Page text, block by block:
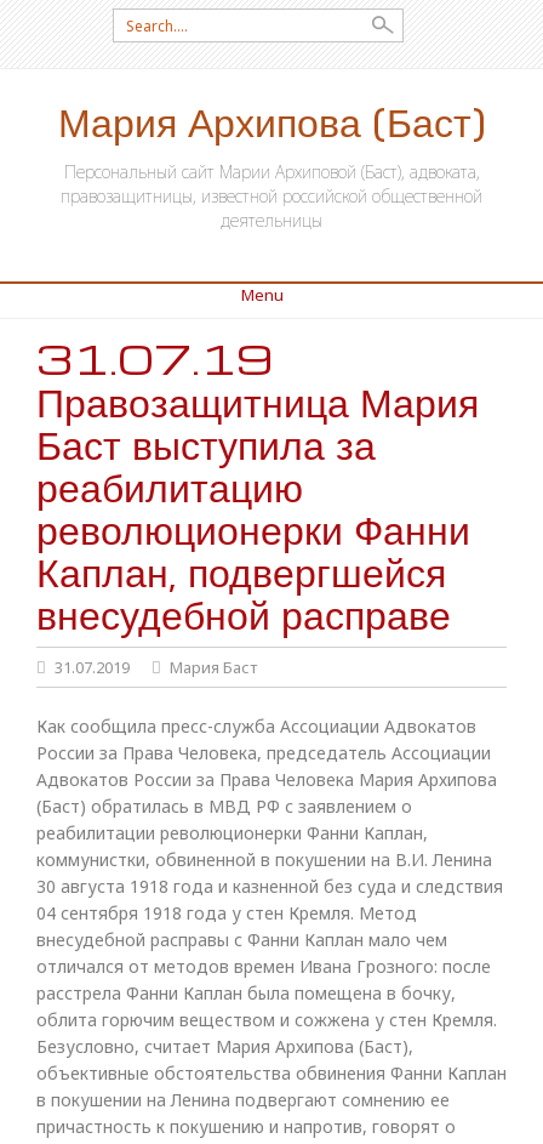
Search for:
Мария Архипова (Баст)
Персональный сайт Марии Архиповой (Баст), адвоката,
правозащитницы, известной российской общественной
деятельницы
Menu
SKIP TO CONTENT
31.07.19
Правозащитница Мария
Баст выступила за
реабилитацию
революционерки Фанни
Каплан, подвергшейся
внесудебной расправе
31.07.2019 Мария Баст
Как сообщила пресс-служба Ассоциации Адвокатов
России за Права Человека, председатель Ассоциации
Адвокатов России за Права Человека Мария Архипова
(Баст) обратилась в МВД РФ с заявлением о
реабилитации революционерки Фанни Каплан,
коммунистки, обвиненной в покушении на В.И. Ленина
30 августа 1918 года и казненной без суда и следствия
04 сентября 1918 года у стен Кремля. Метод
внесудебной расправы с Фанни Каплан мало чем
отличался от методов времен Ивана Грозного: после
расстрела Фанни Каплан была помещена в бочку,
облита горючим веществом и сожжена у стен Кремля.
Безусловно, считает Мария Архипова (Баст),
объективные обстоятельства обвинения Фанни Каплан
в покушении на Ленина подвергают сомнению ее
причастность к покушению и напротив, говорят о